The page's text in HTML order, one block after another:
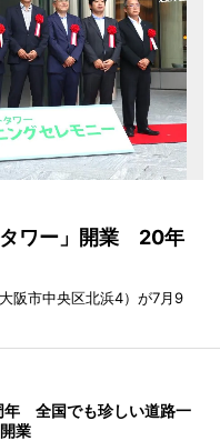
タワー」開業 20年
阪市中央区北浜4）が7月9
年 全国でも珍しい道路一
業